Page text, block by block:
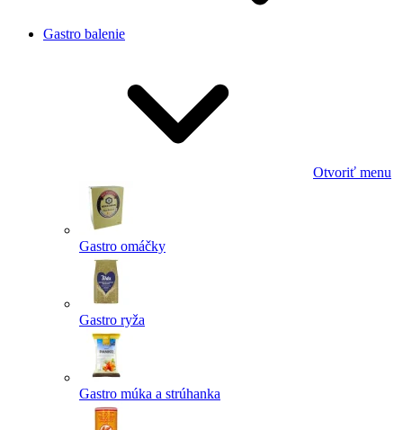
Gastro balenie
Otvoriť menu
Gastro omáčky
Gastro ryža
Gastro múka a strúhanka